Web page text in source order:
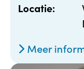
Locatie:
Meer